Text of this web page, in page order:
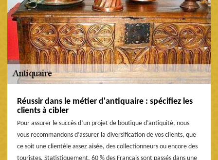
Réussir dans le métier d'antiquaire : spécifiez les
clients à cibler
Pour assurer le succès d’un projet de boutique d’antiquité, nous
vous recommandons d’assurer la diversification de vos clients, que
ce soit une clientèle assez aisée, des collectionneurs ou encore des
touristes. Statistiquement, 60 % des Français sont passés dans une